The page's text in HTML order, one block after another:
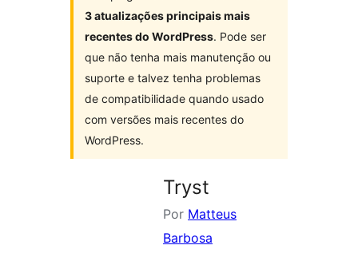
3 atualizações principais mais
recentes do WordPress. Pode ser
que não tenha mais manutenção ou
suporte e talvez tenha problemas
de compatibilidade quando usado
com versões mais recentes do
WordPress.
Tryst
Por Matteus
Barbosa